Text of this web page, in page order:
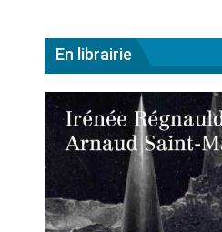
En librairie